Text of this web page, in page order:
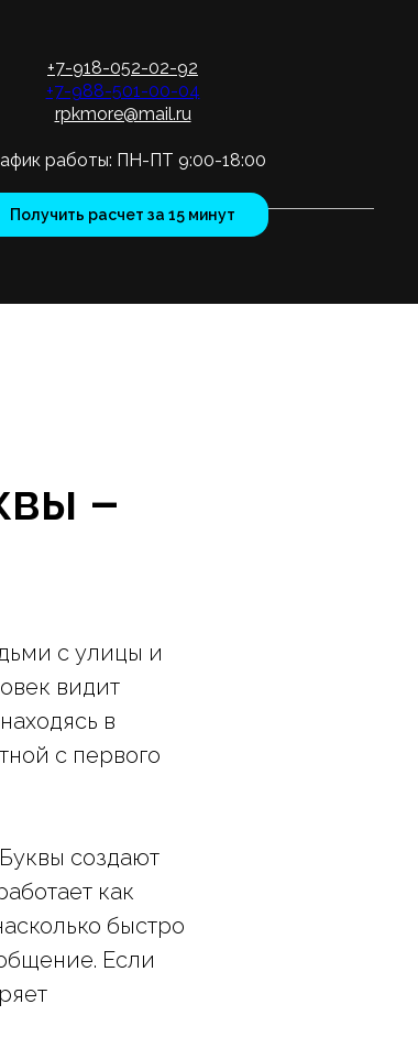
+7-918-052-02-92
+7-988-501-00-04
rpkmore@mail.ru
работы: ПН-ПТ 9:00-18:00
Получить расчет за 15 минут
–
с улицы и
видит
в
с первого
создают
как
быстро
Если